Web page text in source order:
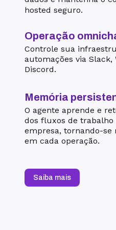
hosted seguro.
Operação
Controle sua
automações via Slack,
Discord.
Memória
O agente aprende e
dos fluxos de trabalho
empresa, tornando-se
em cada operação.
Saiba mais